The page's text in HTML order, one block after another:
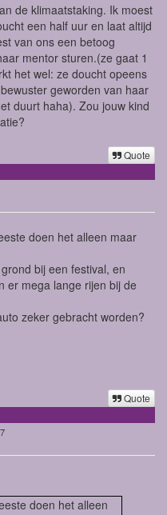
de klimaatstaking. Ik moest
een half uur en laat altijd
van ons een betoog
mentor sturen.(ze gaat 1
het wel: ze doucht opeens
geworden van haar
duurt haha). Zou jouw kind
Quote
doen het alleen maar
bij een festival, en
er mega lange rijen bij de
zeker gebracht worden?
Quote
doen het alleen